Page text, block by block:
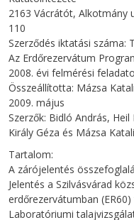
2163 Vácrátót, Alkotmány
110
Szerződés iktatási száma:
Az Erdőrezervátum
2008. évi felmérési
Összeállította: Mázsa
2009. május
Szerzők: Bidló András,
Király Géza és Mázsa
Tartalom:
A zárójelentés
Jelentés a Szilvásvárad
erdőrezervátumban
Laboratóriumi